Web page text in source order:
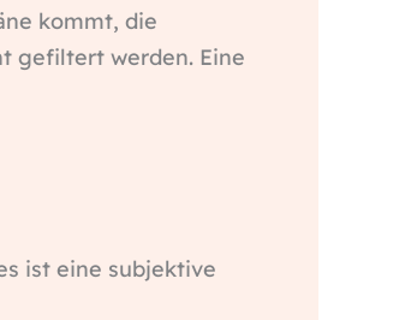
kommt, die
gefiltert werden. Eine
ist eine subjektive